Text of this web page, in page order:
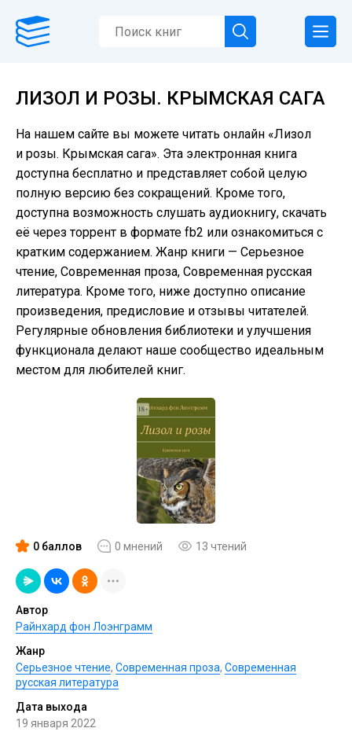
ЛИЗОЛ И РОЗЫ. КРЫМСКАЯ САГА
На нашем сайте вы можете читать онлайн «Лизол
и розы. Крымская сага». Эта электронная книга
доступна бесплатно и представляет собой целую
полную версию без сокращений. Кроме того,
доступна возможность слушать аудиокнигу, скачать
её через торрент в формате fb2 или ознакомиться с
кратким содержанием. Жанр книги — Серьезное
чтение, Современная проза, Современная русская
литература. Кроме того, ниже доступно описание
произведения, предисловие и отзывы читателей.
Регулярные обновления библиотеки и улучшения
функционала делают наше сообщество идеальным
местом для любителей книг.
0 баллов 0 мнений 13 чтений
Автор
Райнхард фон Лоэнграмм
Жанр
Серьезное чтение, Современная проза, Современная
русская литература
Дата выхода
19 января 2022